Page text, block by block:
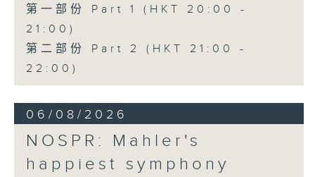
來自香港及世界各地的傑出作曲家，聯同獲
選的新晉作曲家，於多場公開討論中與享譽
國際的演奏家深入交流，反覆琢磨其室樂作
品，並作出修訂。修訂後的作品先於「預演
樂會」正式發表。今場演出為2026年6月10
日假香港大會堂劇院舉行之「世界首演音樂
、梅迪拿及阮保衡的新作，以及盛宗亮和蕭
Lin Chong, Op. 37 (8’)
BRAHMS
Cello Sonata No. 2 in F major, Op.
99 (25’)
POPPER
Requiem, Op. 66 (8’)
PAGANINI
Variations on a Theme from
cellos) (8’)
第一部份 Part 1 (HKT 20:00 -
21:00)
第二部份 Part 2 (HKT 21:00 -
22:00)
06/08/2026
NOSPR: Mahler's
happiest symphony